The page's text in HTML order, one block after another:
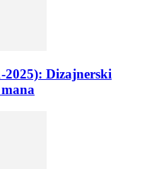
2025): Dizajnerski